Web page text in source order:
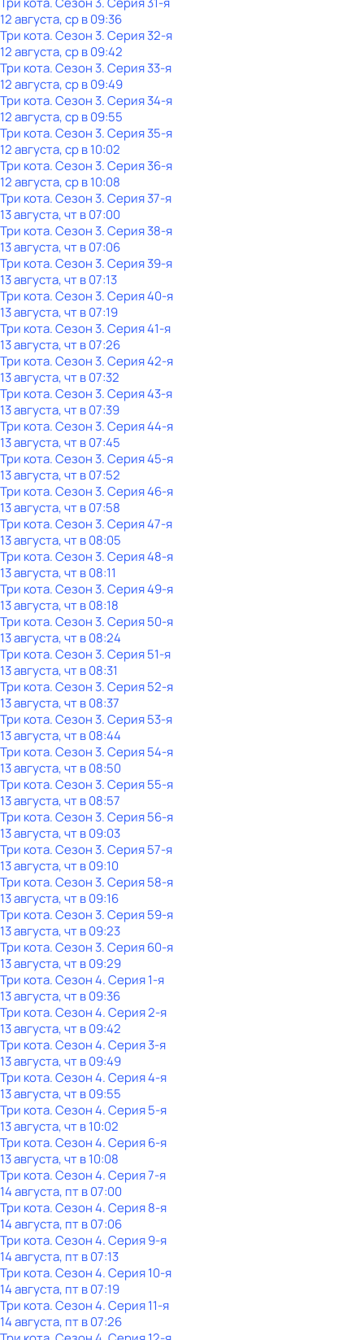
12 августа, ср в 09:36
Три кота. Сезон 3. Серия 32-я
12 августа, ср в 09:42
Три кота. Сезон 3. Серия 33-я
12 августа, ср в 09:49
Три кота. Сезон 3. Серия 34-я
12 августа, ср в 09:55
Три кота. Сезон 3. Серия 35-я
12 августа, ср в 10:02
Три кота. Сезон 3. Серия 36-я
12 августа, ср в 10:08
Три кота. Сезон 3. Серия 37-я
13 августа, чт в 07:00
Три кота. Сезон 3. Серия 38-я
13 августа, чт в 07:06
Три кота. Сезон 3. Серия 39-я
13 августа, чт в 07:13
Три кота. Сезон 3. Серия 40-я
13 августа, чт в 07:19
Три кота. Сезон 3. Серия 41-я
13 августа, чт в 07:26
Три кота. Сезон 3. Серия 42-я
13 августа, чт в 07:32
Три кота. Сезон 3. Серия 43-я
13 августа, чт в 07:39
Три кота. Сезон 3. Серия 44-я
13 августа, чт в 07:45
Три кота. Сезон 3. Серия 45-я
13 августа, чт в 07:52
Три кота. Сезон 3. Серия 46-я
13 августа, чт в 07:58
Три кота. Сезон 3. Серия 47-я
13 августа, чт в 08:05
Три кота. Сезон 3. Серия 48-я
13 августа, чт в 08:11
Три кота. Сезон 3. Серия 49-я
13 августа, чт в 08:18
Три кота. Сезон 3. Серия 50-я
13 августа, чт в 08:24
Три кота. Сезон 3. Серия 51-я
13 августа, чт в 08:31
Три кота. Сезон 3. Серия 52-я
13 августа, чт в 08:37
Три кота. Сезон 3. Серия 53-я
13 августа, чт в 08:44
Три кота. Сезон 3. Серия 54-я
13 августа, чт в 08:50
Три кота. Сезон 3. Серия 55-я
13 августа, чт в 08:57
Три кота. Сезон 3. Серия 56-я
13 августа, чт в 09:03
Три кота. Сезон 3. Серия 57-я
13 августа, чт в 09:10
Три кота. Сезон 3. Серия 58-я
13 августа, чт в 09:16
Три кота. Сезон 3. Серия 59-я
13 августа, чт в 09:23
Три кота. Сезон 3. Серия 60-я
13 августа, чт в 09:29
Три кота. Сезон 4. Серия 1-я
13 августа, чт в 09:36
Три кота. Сезон 4. Серия 2-я
13 августа, чт в 09:42
Три кота. Сезон 4. Серия 3-я
13 августа, чт в 09:49
Три кота. Сезон 4. Серия 4-я
13 августа, чт в 09:55
Три кота. Сезон 4. Серия 5-я
13 августа, чт в 10:02
Три кота. Сезон 4. Серия 6-я
13 августа, чт в 10:08
Три кота. Сезон 4. Серия 7-я
14 августа, пт в 07:00
Три кота. Сезон 4. Серия 8-я
14 августа, пт в 07:06
Три кота. Сезон 4. Серия 9-я
14 августа, пт в 07:13
Три кота. Сезон 4. Серия 10-я
14 августа, пт в 07:19
Три кота. Сезон 4. Серия 11-я
14 августа, пт в 07:26